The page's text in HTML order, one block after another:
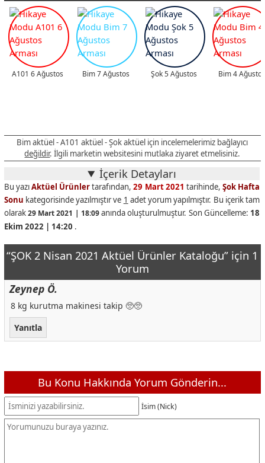
A101 6 Ağustos Bim 7 Ağustos Şok 5 Ağustos Bim 4 Ağustos
Bim aktüel - A101 aktüel - Şok aktüel için incelemelerimiz bağlayıcı
değildir. İlgili marketin websitesini mutlaka ziyaret etmelisiniz.
İçerik Detayları
Bu yazıAktüel Ürünlertarafından,29 Mart 2021 tarihinde, Şok Hafta
Sonu kategorisinde yazılmıştır ve 1 adet yorum yapılmıştır. Bu içerik tam
olarak29 Mart 2021 | 18:09anında oluşturulmuştur. Son Güncelleme: 18
Ekim 2022 | 14:20 .
“ŞOK 2 Nisan 2021 Aktüel Ürünler Kataloğu” için 1
Yorum
Zeynep Ö.
8 kg kurutma makinesi takip 🥺🥺
Yanıtla
Bu Konu Hakkında Yorum Gönderin...
İsim (Nick)